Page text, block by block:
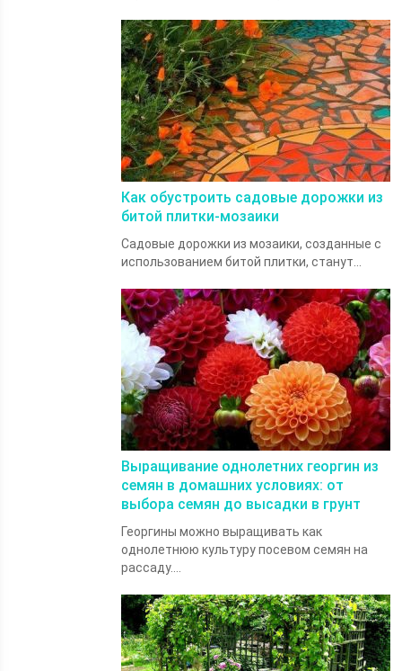
Как обустроить садовые дорожки из
битой плитки-мозаики
Садовые дорожки из мозаики, созданные с
использованием битой плитки, станут...
Выращивание однолетних георгин из
семян в домашних условиях: от
выбора семян до высадки в грунт
Георгины можно выращивать как
однолетнюю культуру посевом семян на
рассаду....